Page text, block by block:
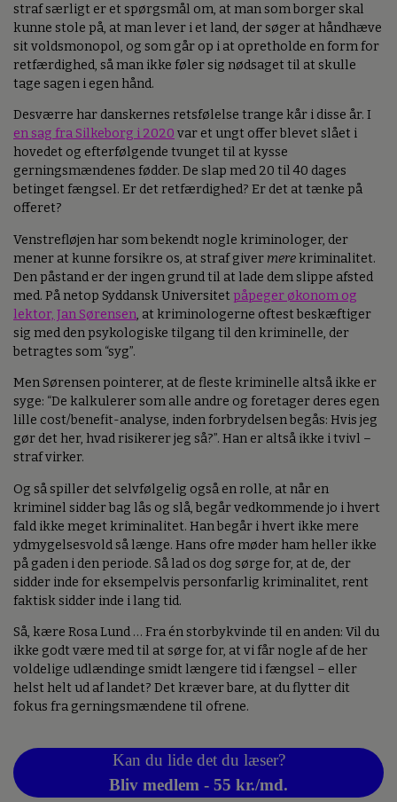
straf særligt er et spørgsmål om, at man som borger skal
kunne stole på, at man lever i et land, der søger at håndhæve
sit voldsmonopol, og som går op i at opretholde en form for
retfærdighed, så man ikke føler sig nødsaget til at skulle
tage sagen i egen hånd.
Desværre har danskernes retsfølelse trange kår i disse år. I
en sag fra Silkeborg i 2020 var et ungt offer blevet slået i
hovedet og efterfølgende tvunget til at kysse
gerningsmændenes fødder. De slap med 20 til 40 dages
betinget fængsel. Er det retfærdighed? Er det at tænke på
offeret?
Venstrefløjen har som bekendt nogle kriminologer, der
mener at kunne forsikre os, at straf giver merekriminalitet.
Den påstand er der ingen grund til at lade dem slippe afsted
med. På netop Syddansk Universitet påpeger økonom og
lektor, Jan Sørensen, at kriminologerne oftest beskæftiger
sig med den psykologiske tilgang til den kriminelle, der
betragtes som “syg”.
Men Sørensen pointerer, at de fleste kriminelle altså ikke er
syge: “De kalkulerer som alle andre og foretager deres egen
lille cost/benefit-analyse, inden forbrydelsen begås: Hvis jeg
gør det her, hvad risikerer jeg så?”. Han er altså ikke i tvivl –
straf virker.
Og så spiller det selvfølgelig også en rolle, at når en
kriminel sidder bag lås og slå, begår vedkommende jo i hvert
fald ikke meget kriminalitet. Han begår i hvert ikke mere
ydmygelsesvold så længe. Hans ofre møder ham heller ikke
på gaden i den periode. Så lad os dog sørge for, at de, der
sidder inde for eksempelvis personfarlig kriminalitet, rent
faktisk sidder inde i lang tid.
Så, kære Rosa Lund … Fra én storbykvinde til en anden: Vil du
ikke godt være med til at sørge for, at vi får nogle af de her
voldelige udlændinge smidt længere tid i fængsel – eller
helst helt ud af landet? Det kræver bare, at du flytter dit
fokus fra gerningsmændene til ofrene.
Kan du lide det du læser?
Bliv medlem - 55 kr./md.